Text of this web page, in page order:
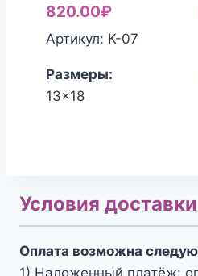
цена
составляла
820.00₽Текущая
цена:
Артикул: К-07
Размеры:
13x18
Условия
Оплата возможна